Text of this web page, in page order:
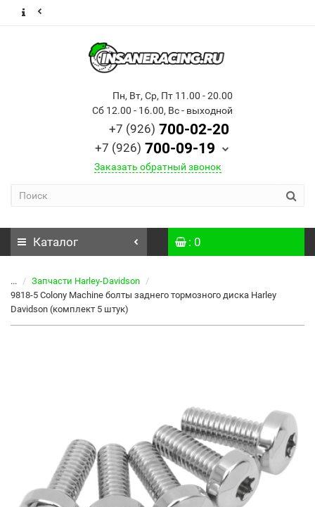
Пн, Вт, Ср, Пт 11.00 - 20.00
Сб 12.00 - 16.00, Вс - выходной
+7 (926) 700-02-20
+7 (926) 700-09-19
Заказать обратный звонок
Каталог : 0
...
Запчасти Harley-Davidson
9818-5 Colony Machine болты заднего тормозного диска Harley
Davidson (комплект 5 штук)